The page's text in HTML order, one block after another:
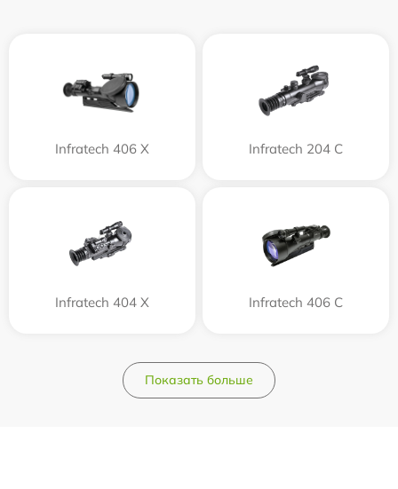
Infratech 406 Х Infratech 204 С
Infratech 404 Х Infratech 406 С
Показать больше